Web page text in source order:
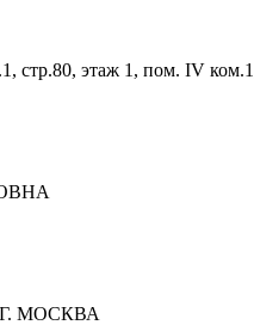
стр.80, этаж 1, пом. IV
Г. МОСКВА